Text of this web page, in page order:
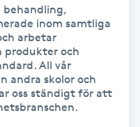
behandling,
inom samtliga
arbetar
produkter och
All vår
andra skolor och
oss ständigt för att